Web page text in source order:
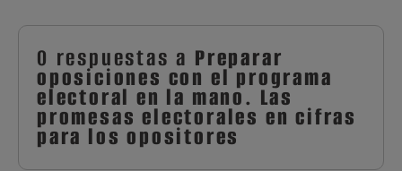
0 respuestas a Preparar
oposiciones con el programa
electoral en la mano. Las
promesas electorales en cifras
para los opositores